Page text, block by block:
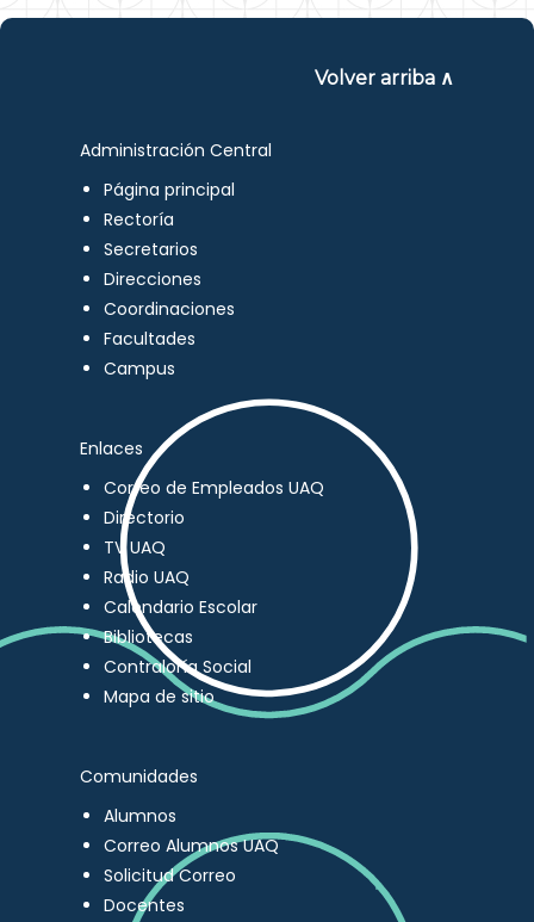
Volver arriba ∧
Administración Central
Página principal
Rectoría
Secretarios
Direcciones
Coordinaciones
Facultades
Campus
Enlaces
Correo de Empleados UAQ
Directorio
TV UAQ
Radio UAQ
Calendario Escolar
Bibliotecas
Contraloría Social
Mapa de sitio
Comunidades
Alumnos
Correo Alumnos UAQ
Solicitud Correo
Docentes